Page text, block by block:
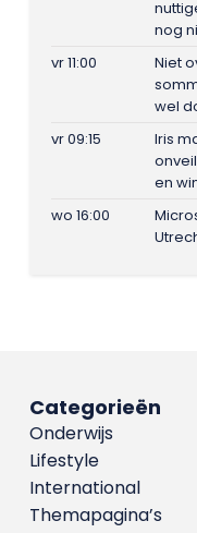
nog
vr 11:00
Niet
wel
vr 09:15
Iris
en
wo 16:00
Categorieën
Onderwijs
Lifestyle
International
Themapagina’s